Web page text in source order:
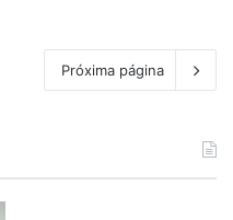
Próxima página